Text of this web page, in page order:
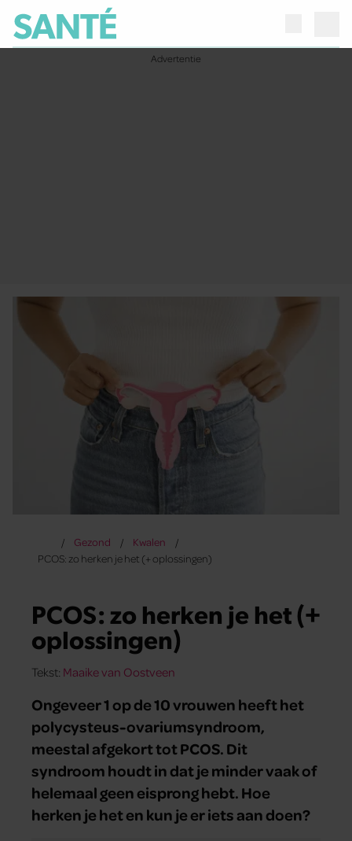
Gezond
Kwalen
PCOS: zo herken je het (+ oplossingen)
PCOS: zo herken je het (+
oplossingen)
Tekst: Maaike van Oostveen
Ongeveer 1 op de 10 vrouwen heeft het
polycysteus-ovariumsyndroom,
meestal afgekort tot PCOS. Dit
syndroom houdt in dat je minder vaak of
helemaal geen eisprong hebt. Hoe
herken je het en kun je er iets aan doen?